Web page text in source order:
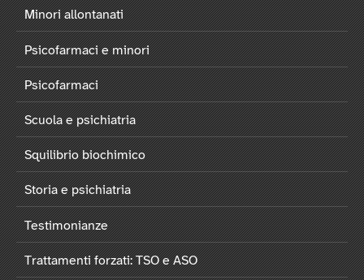
Minori allontanati
Psicofarmaci e minori
Psicofarmaci
Scuola e psichiatria
Squilibrio biochimico
Storia e psichiatria
Testimonianze
Trattamenti forzati: TSO e ASO